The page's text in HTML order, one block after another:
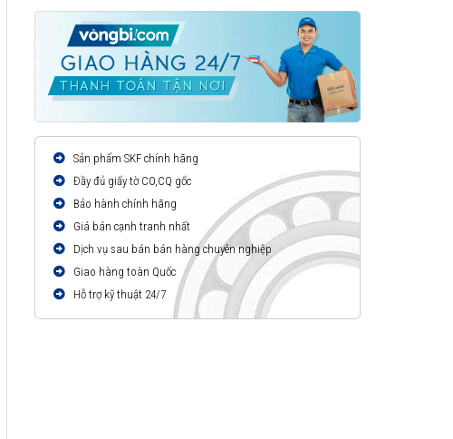
Sản phẩm SKF chính hãng
Đầy đủ giấy tờ CO,CQ gốc
Bảo hành chính hãng
Giá bán cạnh tranh nhất
Dịch vụ sau bán bán hàng chuyên nghiệp
Giao hàng toàn Quốc
Hỗ trợ kỹ thuật 24/7